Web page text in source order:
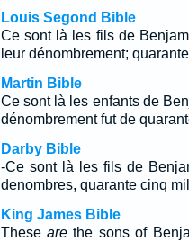
Louis Segond Bible
Ce sont là les fils de
leur dénombrement;
Martin Bible
Ce sont là les enfants de
dénombrement fut de
Darby Bible
-Ce sont là les fils de
denombres, quarante cinq
King James Bible
These arethe sons of